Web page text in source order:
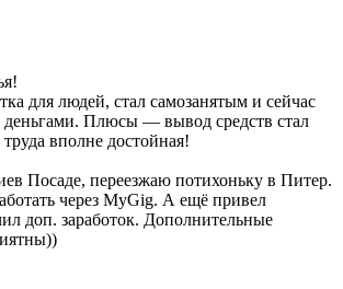
для людей, стал самозанятым и сейчас
деньгами. Плюсы — вывод средств стал
вполне достойная!
Посаде, переезжаю потихоньку в Питер.
через MyGig. А ещё привел
доп. заработок. Дополнительные